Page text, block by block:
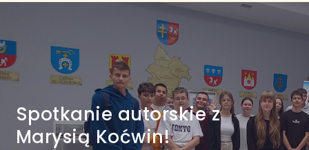
Spotkanie autorskie z
Marysią Koćwin!